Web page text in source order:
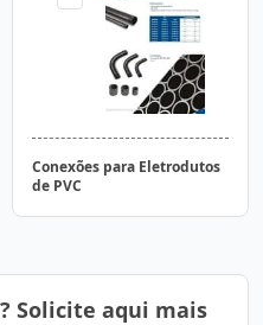
Conexões para Eletrodutos
de PVC
Solicite aqui mais